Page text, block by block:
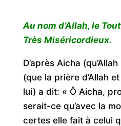
Au nom d’Allah, le
Très Miséricordieux.
D’après Aicha
(que la prière d’Allah
lui) a dit: « Ô Aicha,
serait-ce qu’avec la
certes elle fait à celui